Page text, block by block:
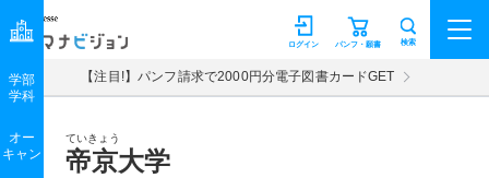
マナビジョン パンフ・願書
ログイン 検索
【注目!】パンフ請求で2000円分電子図書カードGET
ていきょう
帝京大学
学部
学科
オー
キャン